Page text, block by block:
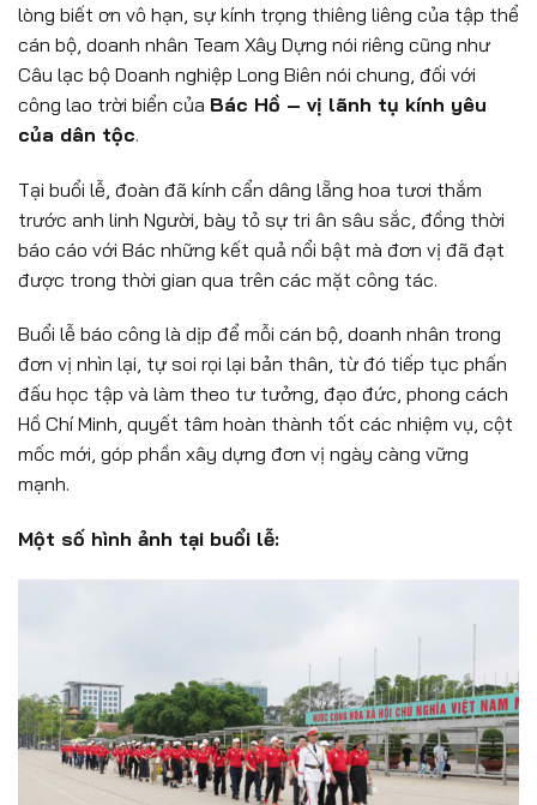
lòng biết ơn vô hạn, sự kính trọng thiêng liêng của tập thể
cán bộ, doanh nhân Team Xây Dựng nói riêng cũng như
Câu lạc bộ Doanh nghiệp Long Biên nói chung, đối với
công lao trời biển của Bác Hồ – vị lãnh tụ kính yêu
của dân tộc.
Tại buổi lễ, đoàn đã kính cẩn dâng lẵng hoa tươi thắm
trước anh linh Người, bày tỏ sự tri ân sâu sắc, đồng thời
báo cáo với Bác những kết quả nổi bật mà đơn vị đã đạt
được trong thời gian qua trên các mặt công tác.
Buổi lễ báo công là dịp để mỗi cán bộ, doanh nhân trong
đơn vị nhìn lại, tự soi rọi lại bản thân, từ đó tiếp tục phấn
đấu học tập và làm theo tư tưởng, đạo đức, phong cách
Hồ Chí Minh, quyết tâm hoàn thành tốt các nhiệm vụ, cột
mốc mới, góp phần xây dựng đơn vị ngày càng vững
mạnh.
Một số hình ảnh tại buổi lễ: